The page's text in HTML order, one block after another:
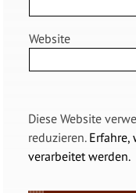
Website
Diese Website
reduzieren. Erfahre,
verarbeitet werden.